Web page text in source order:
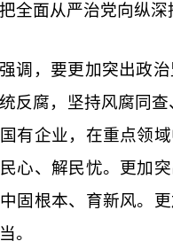
全面从严治党向纵深
调，要更加突出政
反腐，坚持风腐同
有企业，在重点领
心、解民忧。更加
固根本、育新风。
。